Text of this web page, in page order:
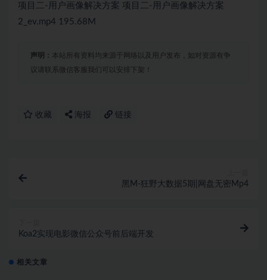
项目二-用户画像解决方案 项目二-用户画像解决方案
2_ev.mp4 195.68M
声明： 本站所有资料均来源于网络以及用户发布，如对资源有争
议请联系微信客服我们可以安排下架！
收藏 海报 链接
黑M-狂野大数据5期|网盘无密Mp4
Koa2实现电影微信公众号前后端开发
相关文章